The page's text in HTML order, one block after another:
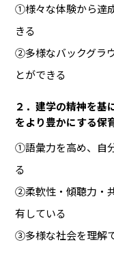
①様々な体験から達
きる
②多様なバックグラ
とができる
２．建学の精神を基
をより豊かにする保
①語彙力を高め、自
る
②柔軟性・傾聴力・
有している
③多様な社会を理解